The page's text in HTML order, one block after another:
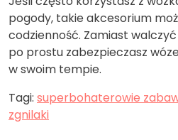
pogody, takie akcesorium
codzienność. Zamiast
po prostu zabezpieczasz
w swoim tempie.
Tagi: superbohaterowie
zgnilaki